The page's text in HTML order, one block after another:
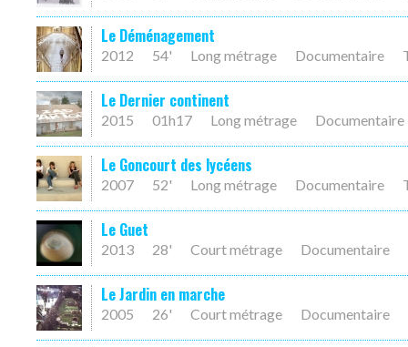
Le Déménagement
2012 54' Long métrage Documentaire
Le Dernier continent
2015 01h17 Long métrage Documentaire
Le Goncourt des lycéens
2007 52' Long métrage Documentaire
Le Guet
2013 28' Court métrage Documentaire
Le Jardin en marche
2005 26' Court métrage Documentaire